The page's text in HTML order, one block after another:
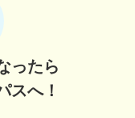
ったら
スへ！